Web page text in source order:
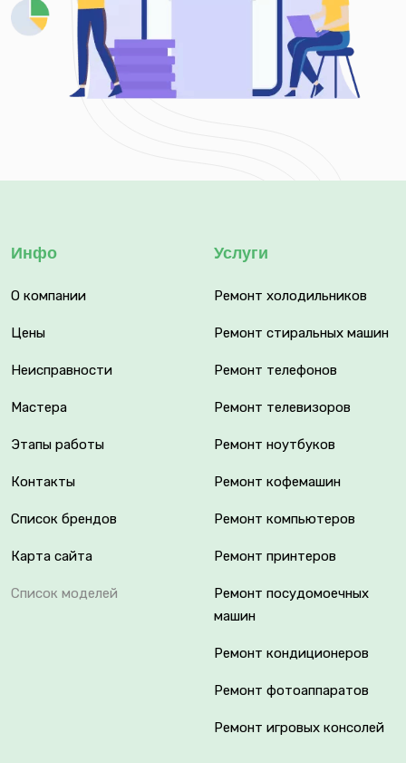
Инфо
О компании
Цены
Неисправности
Мастера
Этапы работы
Контакты
Список брендов
Карта сайта
Список моделей
Услуги
Ремонт холодильников
Ремонт стиральных машин
Ремонт телефонов
Ремонт телевизоров
Ремонт ноутбуков
Ремонт кофемашин
Ремонт компьютеров
Ремонт принтеров
Ремонт посудомоечных
машин
Ремонт кондиционеров
Ремонт фотоаппаратов
Ремонт игровых консолей